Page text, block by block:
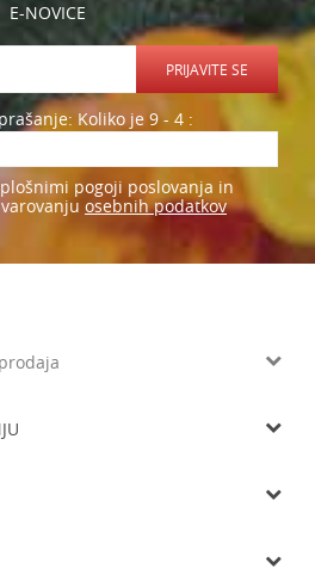
E-NOVICE
PRIJAVITE SE
Koliko je 9 - 4 :
pogoji poslovanja in
osebnih podatkov